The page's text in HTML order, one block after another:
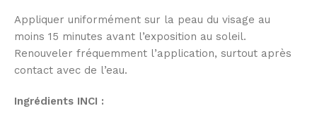
Appliquer uniformément sur la peau du visage au
moins 15 minutes avant l’exposition au soleil.
Renouveler fréquemment l’application, surtout après
contact avec de l’eau.
Ingrédients INCI :